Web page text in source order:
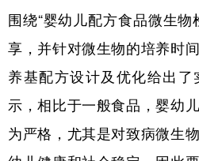
围绕“婴幼儿配方食品微生物
享，并针对微生物的培养时
养基配方设计及优化给出了
示，相比于一般食品，婴幼
为严格，尤其是对致病微生